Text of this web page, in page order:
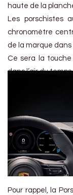
haute de la
Les porschistes
chronomètre
de la marque dans
Ce sera la
dans l’air du
Pour rappel, la